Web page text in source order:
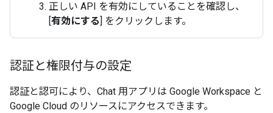
正しい API を有効にしていることを確認し、
有効にする ] をクリックします。
認証と権限付与の設定
認証と認可により、Chat 用アプリは Google Workspace と
Google Cloud のリソースにアクセスできます。